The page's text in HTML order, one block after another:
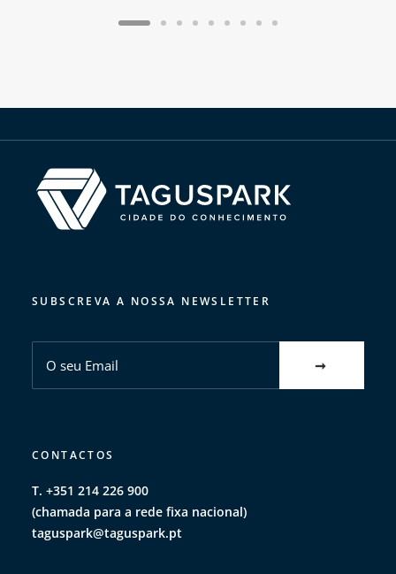
SUBSCREVA A NOSSA NEWSLETTER
CONTACTOS
T. +351 214 226 900
(chamada para a rede fixa nacional)
taguspark@taguspark.pt